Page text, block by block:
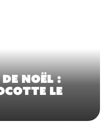
NOËL :
LE